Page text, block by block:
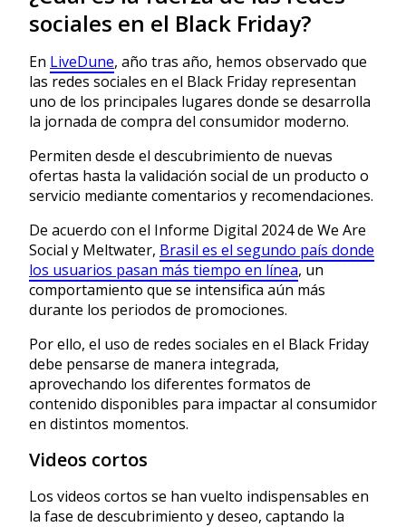
sociales en el Black Friday?
En LiveDune, año tras año, hemos observado que
las redes sociales en el Black Friday representan
uno de los principales lugares donde se desarrolla
la jornada de compra del consumidor moderno.
Permiten desde el descubrimiento de nuevas
ofertas hasta la validación social de un producto o
servicio mediante comentarios y recomendaciones.
De acuerdo con el Informe Digital 2024 de We Are
Social y Meltwater, Brasil es el segundo país donde
los usuarios pasan más tiempo en línea, un
comportamiento que se intensifica aún más
durante los periodos de promociones.
Por ello, el uso de redes sociales en el Black Friday
debe pensarse de manera integrada,
aprovechando los diferentes formatos de
contenido disponibles para impactar al consumidor
en distintos momentos.
Videos cortos
Los videos cortos se han vuelto indispensables en
la fase de descubrimiento y deseo, captando la